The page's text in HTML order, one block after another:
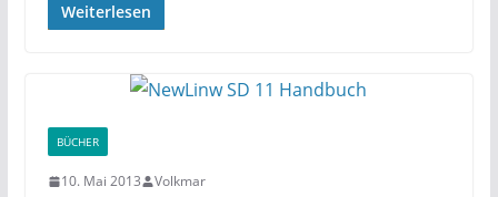
Weiterlesen
BÜCHER
10. Mai 2013 Volkmar